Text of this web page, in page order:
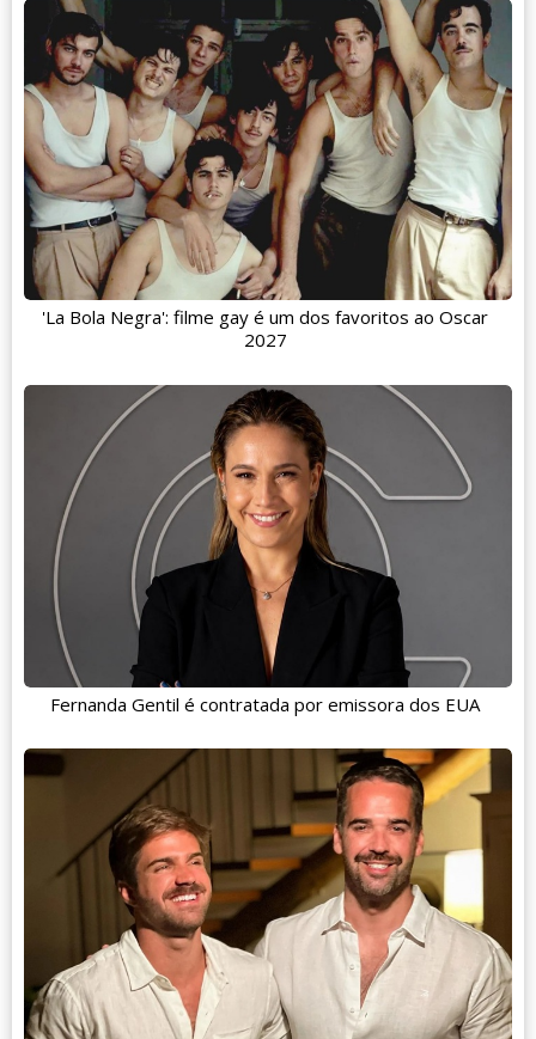
'La Bola Negra': filme gay é um dos favoritos ao Oscar
2027
Fernanda Gentil é contratada por emissora dos EUA